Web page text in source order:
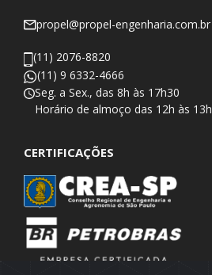
propel@propel-engenharia.com.br
(11) 2076-8820
(11) 9 6332-4666
Seg. a Sex., das 8h às 17h30
​Horário de almoço das 12h às 13h
CERTIFICAÇÕES